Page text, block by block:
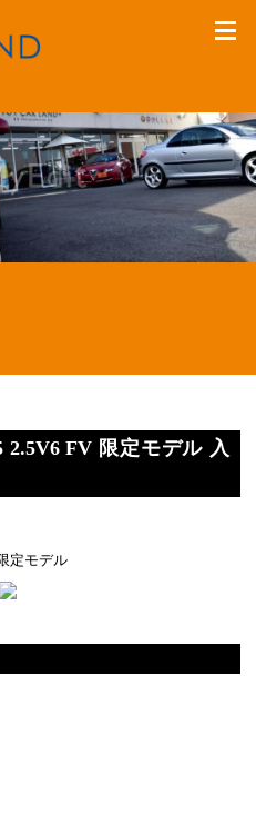
2.5V6 FV 限定モデル 入
定モデル